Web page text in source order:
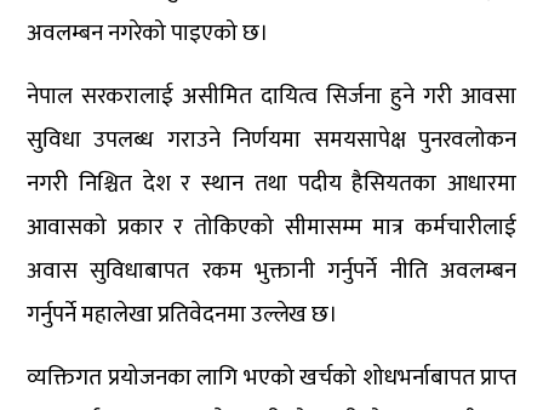
अवलम्बन नगरेको पाइएको छ।
नेपाल सरकरालाई असीमित दायित्व सिर्जना हुने गरी आवसा
सुविधा उपलब्ध गराउने निर्णयमा समयसापेक्ष पुनरवलोकन
नगरी निश्चित देश र स्थान तथा पदीय हैसियतका आधारमा
आवासको प्रकार र तोकिएको सीमासम्म मात्र कर्मचारीलाई
अवास सुविधाबापत रकम भुक्तानी गर्नुपर्ने नीति अवलम्बन
गर्नुपर्ने महालेखा प्रतिवेदनमा उल्लेख छ।
व्यक्तिगत प्रयोजनका लागि भएको खर्चको शोधभर्नाबापत प्राप्त